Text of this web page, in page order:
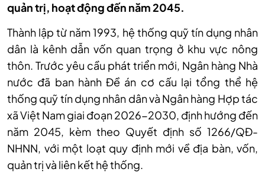
quản trị, hoạt động đến năm 2045.
Thành lập từ năm 1993, hệ thống quỹ tín dụng nhân
dân là kênh dẫn vốn quan trọng ở khu vực nông
thôn. Trước yêu cầu phát triển mới, Ngân hàng Nhà
nước đã ban hành Đề án cơ cấu lại tổng thể hệ
thống quỹ tín dụng nhân dân và Ngân hàng Hợp tác
xã Việt Nam giai đoạn 2026-2030, định hướng đến
năm 2045, kèm theo Quyết định số 1266/QĐ-
NHNN, với một loạt quy định mới về địa bàn, vốn,
quản trị và liên kết hệ thống.